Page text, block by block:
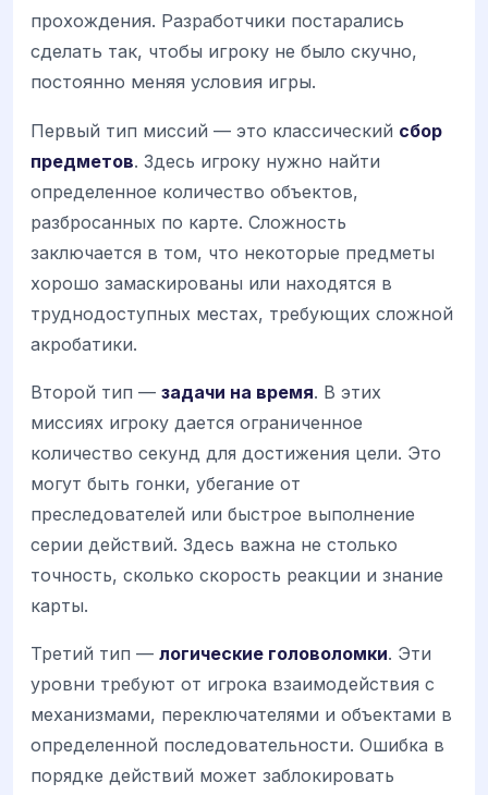
прохождения. Разработчики постарались
сделать так, чтобы игроку не было скучно,
постоянно меняя условия игры.
Первый тип миссий — это классический сбор
предметов. Здесь игроку нужно найти
определенное количество объектов,
разбросанных по карте. Сложность
заключается в том, что некоторые предметы
хорошо замаскированы или находятся в
труднодоступных местах, требующих сложной
акробатики.
Второй тип — задачи на время. В этих
миссиях игроку дается ограниченное
количество секунд для достижения цели. Это
могут быть гонки, убегание от
преследователей или быстрое выполнение
серии действий. Здесь важна не столько
точность, сколько скорость реакции и знание
карты.
Третий тип — логические головоломки. Эти
уровни требуют от игрока взаимодействия с
механизмами, переключателями и объектами в
определенной последовательности. Ошибка в
порядке действий может заблокировать